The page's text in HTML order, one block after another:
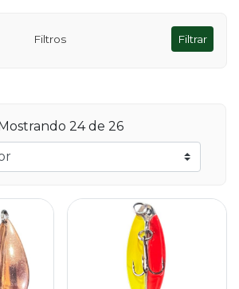
Filtros Filtrar
24de 26